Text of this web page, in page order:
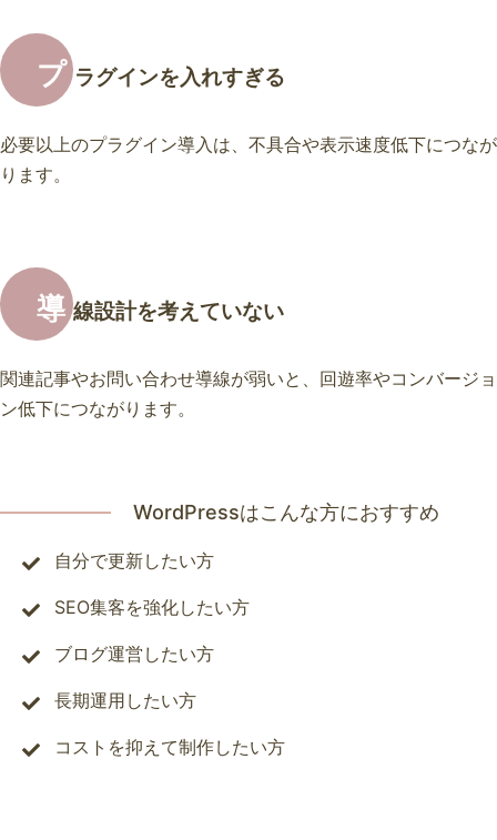
プ ラグインを入れすぎる
必要以上のプラグイン導入は、不具合や表示速度低下につなが
ります。
導 線設計を考えていない
関連記事やお問い合わせ導線が弱いと、回遊率やコンバージョ
ン低下につながります。
WordPressはこんな方におすすめ
自分で更新したい方
SEO集客を強化したい方
ブログ運営したい方
長期運用したい方
コストを抑えて制作したい方